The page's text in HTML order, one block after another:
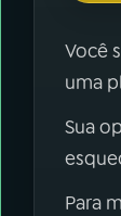
Você
uma
Sua
Para